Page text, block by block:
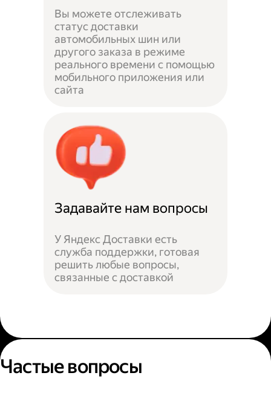
Вы можете отслеживать
статус доставки
автомобильных шин или
другого заказа в режиме
реального времени с помощью
мобильного приложения или
сайта
Задавайте нам вопросы
У Яндекс Доставки есть
служба поддержки, готовая
решить любые вопросы,
связанные с доставкой
Частые вопросы